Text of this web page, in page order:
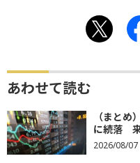
あわせて読む
（まと
に続落
2026/08/07